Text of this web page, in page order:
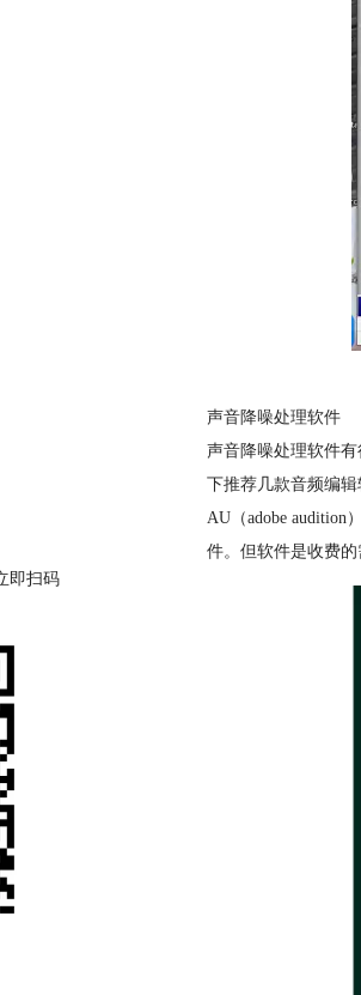
即扫码
声音降噪处理软件
声音降噪处理软件
下推荐几款音频编辑
AU（adobe audition
件。但软件是收费的